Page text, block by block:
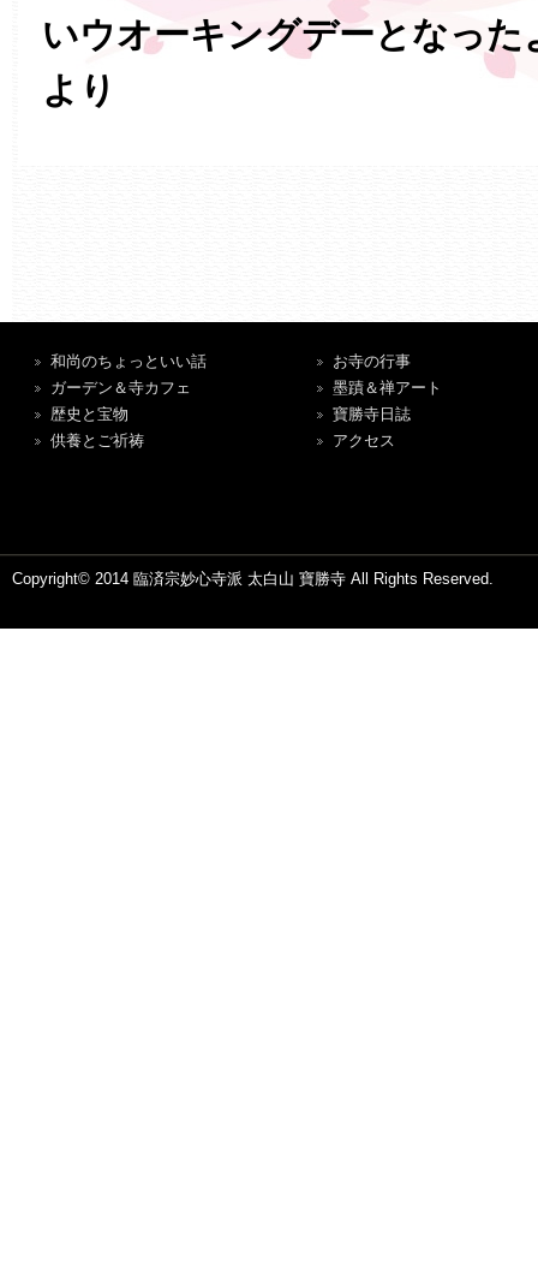
いウオーキングデーとなった
より
和尚のちょっといい話
ガーデン＆寺カフェ
歴史と宝物
供養とご祈祷
お寺の行事
墨蹟＆禅アート
寶勝寺日誌
アクセス
Copyright© 2014 臨済宗妙心寺派 太白山 寶勝寺 All Rights Reserved.